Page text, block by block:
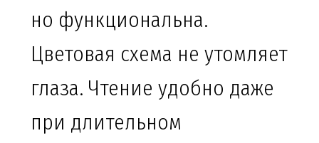
но функциональна.
Цветовая схема не утомляет
глаза. Чтение удобно даже
при длительном